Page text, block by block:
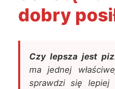
dobry
Czy lepsza jest
ma jednej
sprawdzi się lepiej